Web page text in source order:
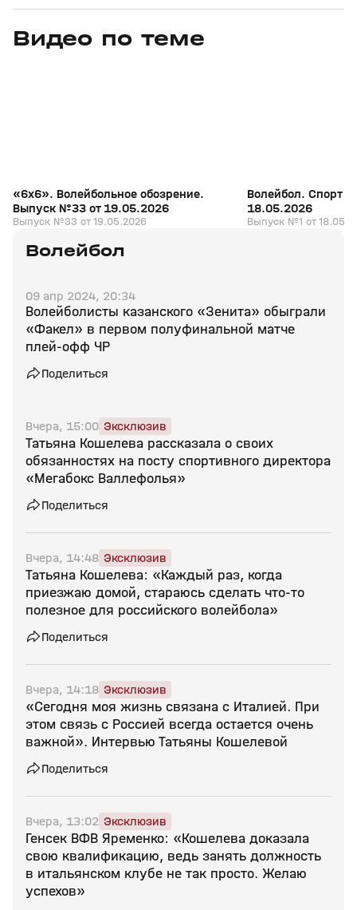
Видео по теме
19 мая, 16:41
«6х6». Волейбольное обозрение.
Выпуск №33 от 19.05.2026
Выпуск №33 от 19.05.2026
Волейбол. Спорт
18.05.2026
Выпуск №1 от
Волейбол
09 апр 2024, 20:34
Волейболисты казанского «Зенита» обыграли
«Факел» в первом полуфинальной матче
плей‑офф ЧР
Поделиться
Вчера, 15:00 Эксклюзив
Татьяна Кошелева рассказала о своих
обязанностях на посту спортивного директора
«Мегабокс Валлефолья»
Поделиться
Вчера, 14:48 Эксклюзив
Татьяна Кошелева: «Каждый раз, когда
приезжаю домой, стараюсь сделать что‑то
полезное для российского волейбола»
Поделиться
Вчера, 14:18 Эксклюзив
«Сегодня моя жизнь связана с Италией. При
этом связь с Россией всегда остается очень
важной». Интервью Татьяны Кошелевой
Поделиться
Вчера, 13:02 Эксклюзив
Генсек ВФВ Яременко: «Кошелева доказала
свою квалификацию, ведь занять должность
в итальянском клубе не так просто. Желаю
успехов»